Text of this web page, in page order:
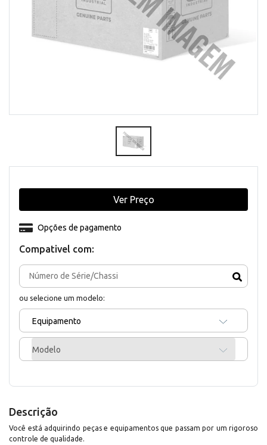
Compativel com:
ou selecione um modelo:
Equipamento
Modelo
Opções de pagamento
Ver Preço
Descrição
Você está adquirindo peças e equipamentos que passam por um rigoroso
controle de qualidade.